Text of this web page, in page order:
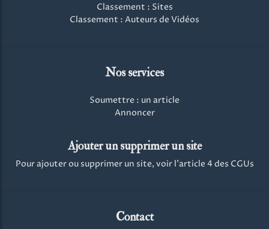
Classement : Sites
Classement : Auteurs de Vidéos
Nos services
Soumettre : un article
Annoncer
Ajouter un supprimer un site
Pour ajouter ou supprimer un site, voir l'article 4 des CGUs
Contact